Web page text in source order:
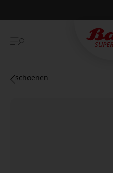
Betaal achteraf met Klarna
schoenen